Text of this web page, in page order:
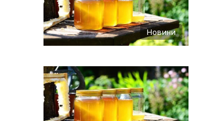
Новини